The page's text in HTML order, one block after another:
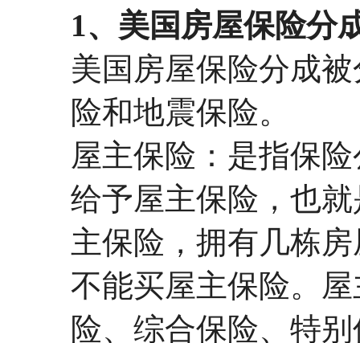
1、美国房屋保险分
美国房屋保险分成
险和地震保险。
屋主保险：是指保
给予屋主保险，也
主保险，拥有几栋
不能买屋主保险。
险、综合保险、特